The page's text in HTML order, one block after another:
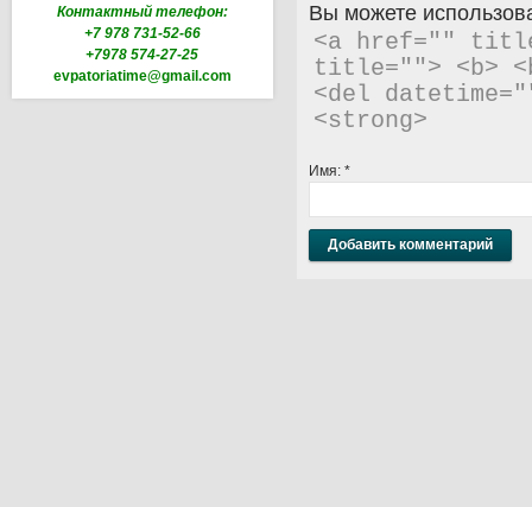
Контактный телефон:
+7 978 731-52-66
+7978 574-27-25
evpatoriatime@gmail.com
Вы можете
<a href=""
title=""> <b>
<del
<strong>
Имя: *